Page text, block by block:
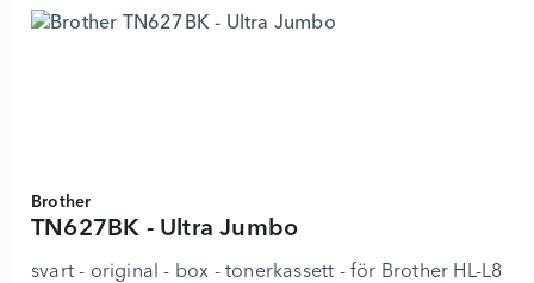
Brother
TN627BK - Ultra Jumbo
svart - original - box - tonerkassett - för Brother HL-